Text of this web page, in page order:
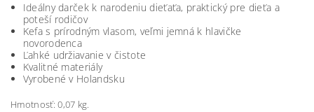
Ideálny darček k narodeniu dieťaťa, praktický pre dieťa a
poteší rodičov
Kefa s prírodným vlasom, veľmi jemná k hlavičke
novorodenca
Ľahké udržiavanie v čistote
Kvalitné materiály
Vyrobené v Holandsku
Hmotnosť: 0,07 kg.